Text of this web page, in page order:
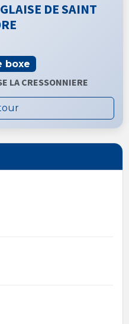
DE SAINT
boxe
LA CRESSONNIERE